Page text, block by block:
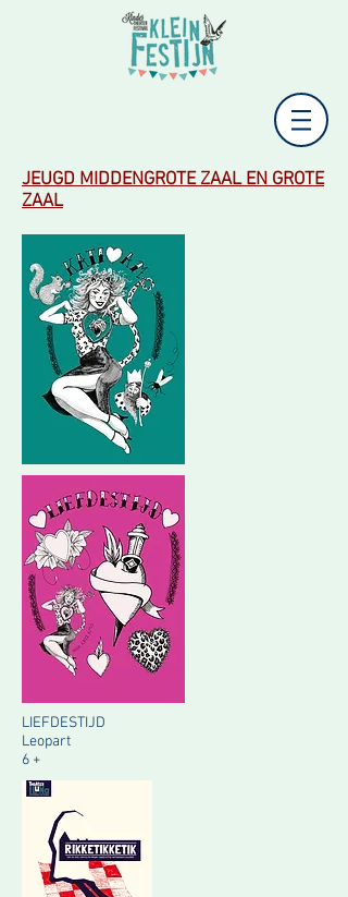
JEUGD MIDDENGROTE ZAAL EN GROTE
ZAAL
LIEFDESTIJD
Leopart
6 +